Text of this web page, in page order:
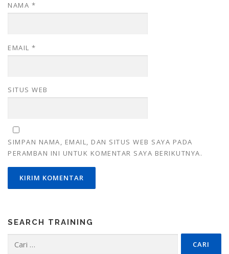
NAMA *
EMAIL *
SITUS WEB
SIMPAN NAMA, EMAIL, DAN SITUS WEB SAYA PADA
PERAMBAN INI UNTUK KOMENTAR SAYA BERIKUTNYA.
SEARCH TRAINING
untuk: